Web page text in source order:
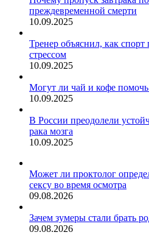
преждевременной смерти
10.09.2025
Тренер объяснил, как спорт
стрессом
10.09.2025
Могут ли чай и кофе помочь
10.09.2025
В России преодолели
рака мозга
10.09.2025
Может ли проктолог
сексу во время осмотра
09.08.2026
Зачем зумеры стали брать
09.08.2026